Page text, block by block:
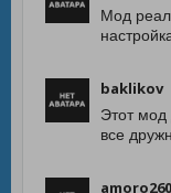
Мод
baklikov
Этот мод
все